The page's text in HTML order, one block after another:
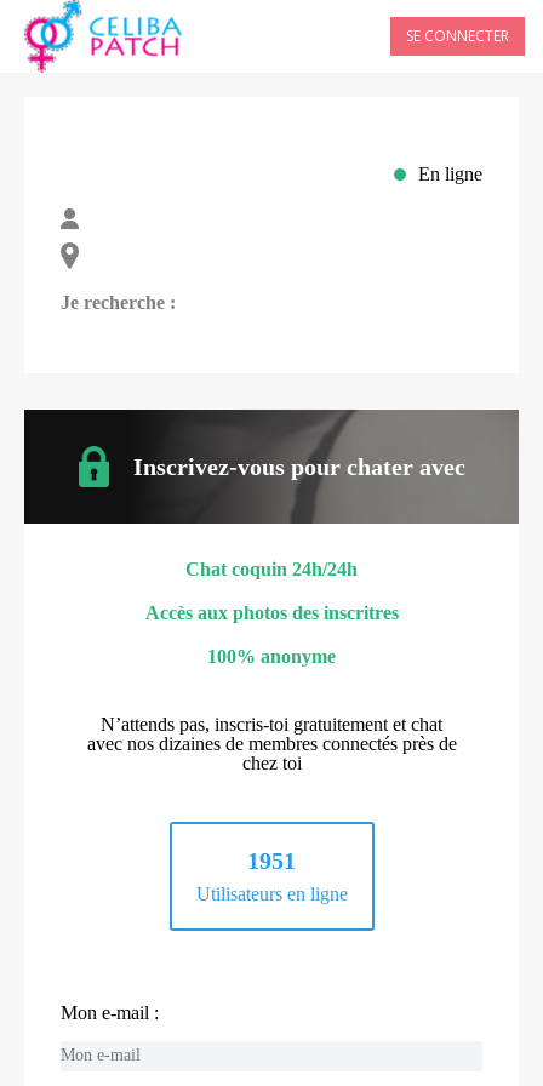
SE CONNECTER
En ligne
Je recherche :
Inscrivez-vous pour chater avec
Chat coquin 24h/24h
Accès aux photos des inscritres
100% anonyme
N’attends pas, inscris-toi gratuitement et chat
avec nos dizaines de membres connectés près de
chez toi
1951
Utilisateurs en ligne
Mon e-mail :